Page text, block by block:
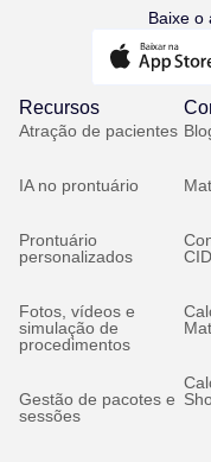
Baixe o
Recursos
Atração de pacientes
IA no prontuário
Prontuário
personalizados
Fotos, vídeos e
simulação de
procedimentos
Gestão de pacotes e
sessões